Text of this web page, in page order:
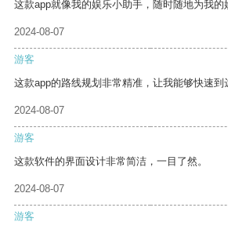
这款app就像我的娱乐小助手，随时随地为我的
2024-08-07
游客
这款app的路线规划非常精准，让我能够快速到
2024-08-07
游客
这款软件的界面设计非常简洁，一目了然。
2024-08-07
游客